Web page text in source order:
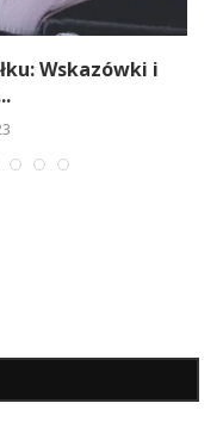
Wskazówki i